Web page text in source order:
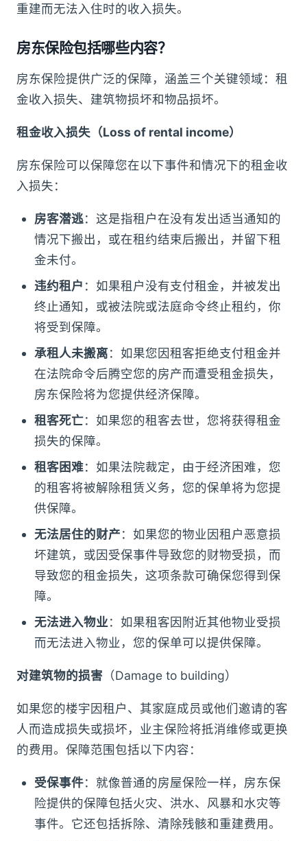
重建而无法入住时的收入损失。
房东保险包括哪些内容？
房东保险提供广泛的保障，涵盖三个关键领域：租
金收入损失、建筑物损坏和物品损坏。
租金收入损失（Loss of rental income）
房东保险可以保障您在以下事件和情况下的租金收
入损失：
房客潜逃：这是指租户在没有发出适当通知的
情况下搬出，或在租约结束后搬出，并留下租
金未付。
违约租户 ：如果租户没有支付租金，并被发出
终止通知，或被法院或法庭命令终止租约，你
将受到保障。
承租人未搬离：如果您因租客拒绝支付租金并
在法院命令后腾空您的房产而遭受租金损失，
房东保险将为您提供经济保障。
租客死亡：如果您的租客去世，您将获得租金
损失的保障。
租客困难：如果法院裁定，由于经济困难，您
的租客将被解除租赁义务，您的保单将为您提
供保障。
无法居住的财产：如果您的物业因租户恶意损
坏建筑，或因受保事件导致您的财物受损，而
导致您的租金损失，这项条款可确保您得到保
障。
无法进入物业：如果租客因附近其他物业受损
而无法进入物业，您的保单可以提供保障。
对建筑物的损害 （Damage to building）
如果您的楼宇因租户、其家庭成员或他们邀请的客
人而造成损失或损坏，业主保险将抵消维修或更换
的费用。保障范围包括以下内容：
受保事件：就像普通的房屋保险一样，房东保
险提供的保障包括火灾、洪水、风暴和水灾等
事件。它还包括拆除、清除残骸和重建费用。